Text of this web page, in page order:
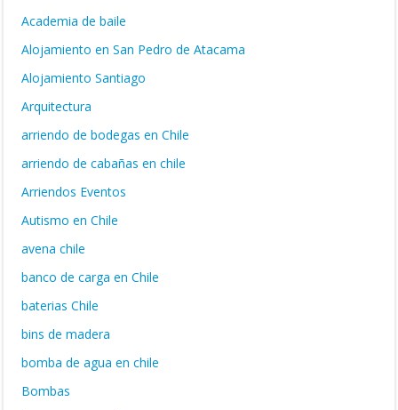
Academia de baile
Alojamiento en San Pedro de Atacama
Alojamiento Santiago
Arquitectura
arriendo de bodegas en Chile
arriendo de cabañas en chile
Arriendos Eventos
Autismo en Chile
avena chile
banco de carga en Chile
baterias Chile
bins de madera
bomba de agua en chile
Bombas